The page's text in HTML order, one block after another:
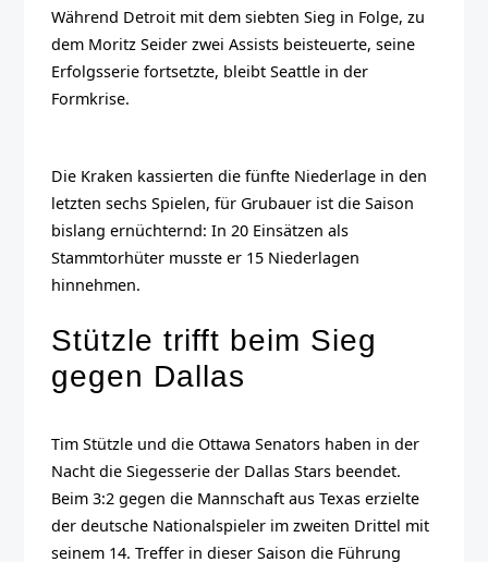
Während Detroit mit dem siebten Sieg in Folge, zu
dem Moritz Seider zwei Assists beisteuerte, seine
Erfolgsserie fortsetzte, bleibt Seattle in der
Formkrise.
Die Kraken kassierten die fünfte Niederlage in den
letzten sechs Spielen, für Grubauer ist die Saison
bislang ernüchternd: In 20 Einsätzen als
Stammtorhüter musste er 15 Niederlagen
hinnehmen.
Stützle trifft beim Sieg
gegen Dallas
Tim Stützle und die Ottawa Senators haben in der
Nacht die Siegesserie der Dallas Stars beendet.
Beim 3:2 gegen die Mannschaft aus Texas erzielte
der deutsche Nationalspieler im zweiten Drittel mit
seinem 14. Treffer in dieser Saison die Führung